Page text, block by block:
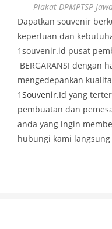
Plakat DPMPTSP
Dapatkan souvenir
keperluan dan
1souvenir.id pusat
BERGARANSI dengan
mengedepankan
1Souvenir.Id yang
pembuatan dan
anda yang ingin
hubungi kami